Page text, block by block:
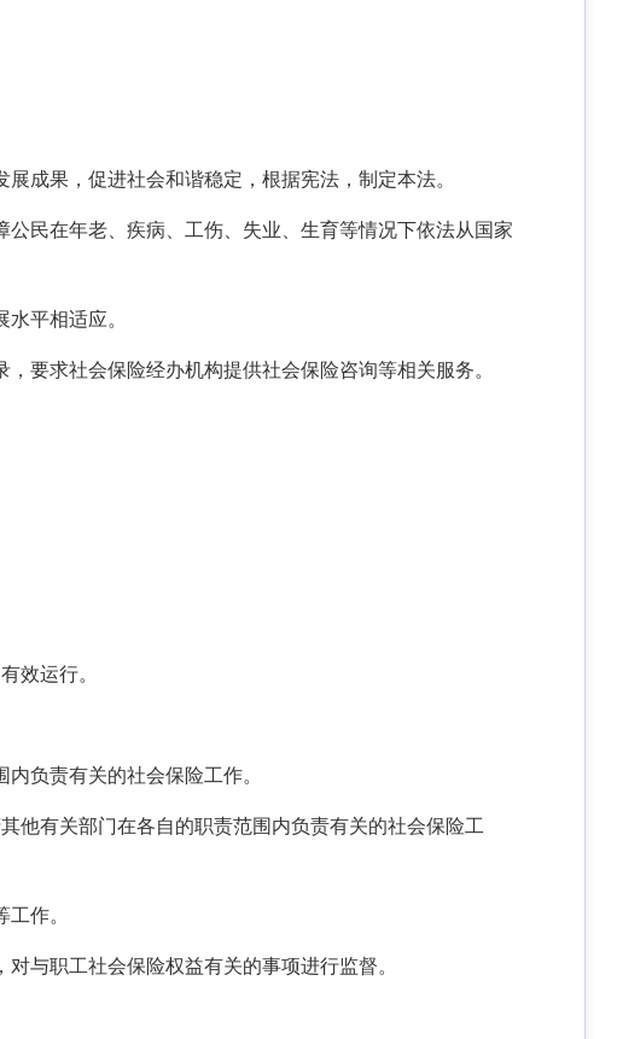
成果，促进社会和谐稳定，根据宪法，制定本法。
民在年老、疾病、工伤、失业、生育等情况下依法从国家
平相适应。
要求社会保险经办机构提供社会保险咨询等相关服务。
效运行。
负责有关的社会保险工作。
他有关部门在各自的职责范围内负责有关的社会保险工
作。
与职工社会保险权益有关的事项进行监督。